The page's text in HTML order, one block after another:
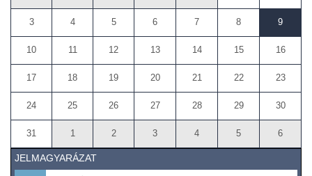
3 4 5 6 7 8 9
10 11 12 13 14 15 16
17 18 19 20 21 22 23
24 25 26 27 28 29 30
31 1 2 3 4 5 6
JELMAGYARÁZAT